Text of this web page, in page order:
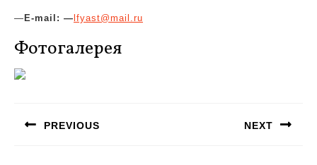
— E-mail: — lfyast@mail.ru
Фотогалерея
записям
PREVIOUS NEXT